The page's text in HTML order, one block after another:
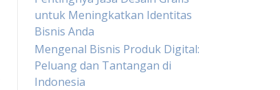
untuk Meningkatkan Identitas
Bisnis Anda
Mengenal Bisnis Produk Digital:
Peluang dan Tantangan di
Indonesia